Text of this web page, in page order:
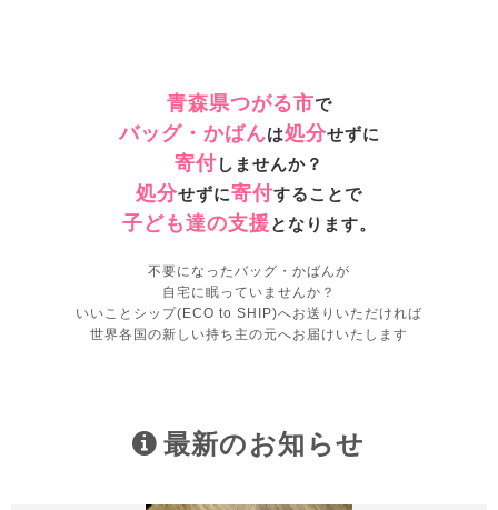
青森県つがる市で
バッグ・かばんは処分せずに
寄付しませんか？
処分せずに寄付することで
子ども達の支援 となります。
不要になったバッグ・かばんが
自宅に眠っていませんか？
いいことシップ(ECO to SHIP)へお送りいただければ
世界各国の新しい持ち主の元へお届けいたします
最新のお知らせ